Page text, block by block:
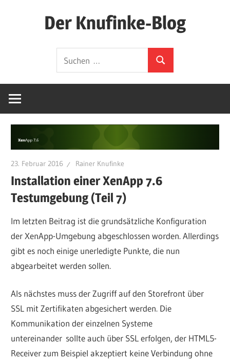
Der Knufinke-Blog
IT
nach:
Suchen
23. Februar 2016 Rainer Knufinke
Installation einer XenApp 7.6
Testumgebung (Teil 7)
Im letzten Beitrag ist die grundsätzliche Konfiguration
der XenApp-Umgebung abgeschlossen worden. Allerdings
gibt es noch einige unerledigte Punkte, die nun
abgearbeitet werden sollen.
Als nächstes muss der Zugriff auf den Storefront über
SSL mit Zertifikaten abgesichert werden. Die
Kommunikation der einzelnen Systeme
untereinander sollte auch über SSL erfolgen, der HTML5-
Receiver zum Beispiel akzeptiert keine Verbindung ohne